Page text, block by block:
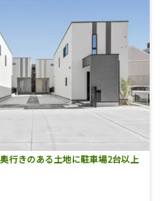
行きのある土地に駐車場2台以上